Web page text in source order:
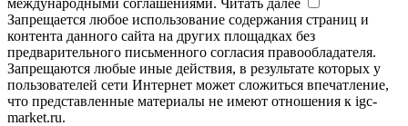
Запрещается любое использование содержания страниц и
контента данного сайта на других площадках без
предварительного письменного согласия правообладателя.
Запрещаются любые иные действия, в результате которых у
пользователей сети Интернет может сложиться впечатление,
что представленные материалы не имеют отношения к igc-
market.ru.